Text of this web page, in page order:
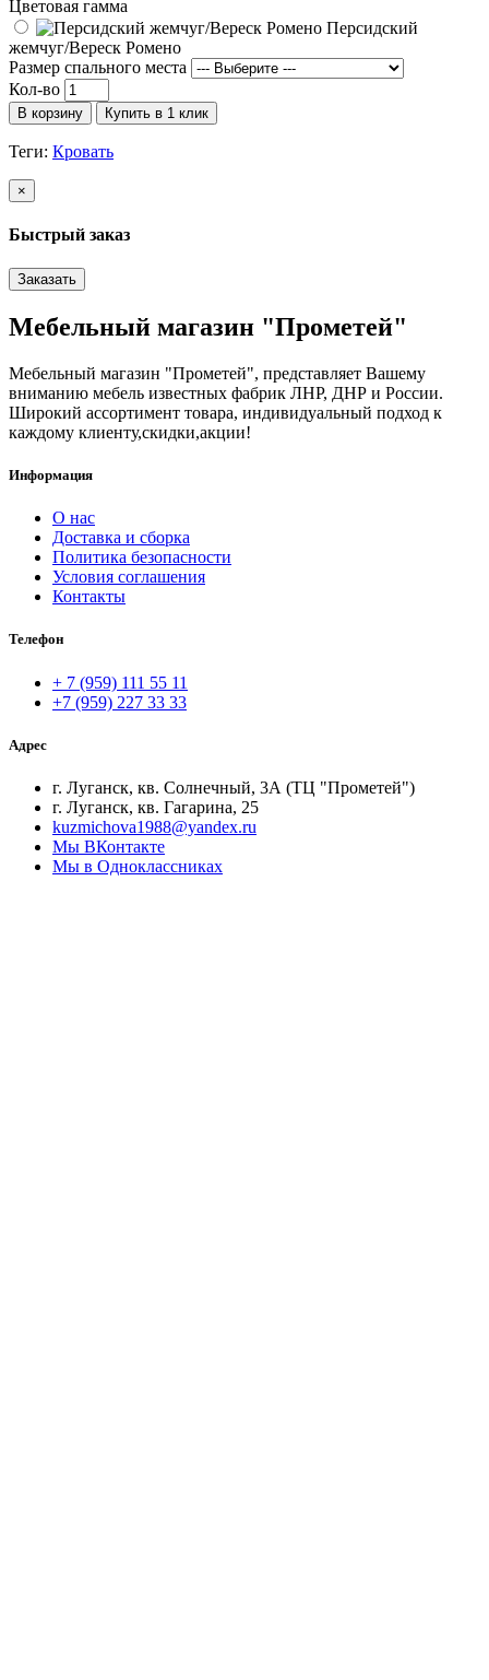
Цветовая гамма
Персидский
жемчуг/Вереск Ромено
Размер спального места
Кол-во
В корзину Купить в 1 клик
Теги: Кровать
×
Быстрый заказ
Заказать
Мебельный магазин "Прометей"
Мебельный магазин "Прометей", представляет Вашему
вниманию мебель известных фабрик ЛНР, ДНР и России.
Широкий ассортимент товара, индивидуальный подход к
каждому клиенту,скидки,акции!
Информация
О нас
Доставка и сборка
Политика безопасности
Условия соглашения
Контакты
Телефон
+ 7 (959) 111 55 11
+7 (959) 227 33 33
Адрес
г. Луганск, кв. Солнечный, 3А (ТЦ "Прометей")
г. Луганск, кв. Гагарина, 25
kuzmichova1988@yandex.ru
Мы ВКонтакте
Мы в Одноклассниках